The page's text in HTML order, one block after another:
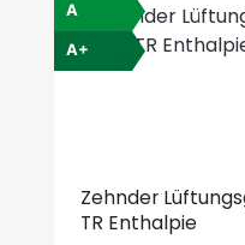
A
A+
Zehnder
TR Enthalpie